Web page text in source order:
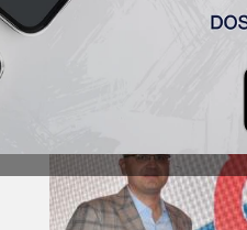
sprotiste Vojvodine